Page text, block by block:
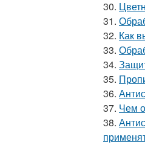
30.
31.
32. Как
33.
34.
35.
36.
37. Чем
38.